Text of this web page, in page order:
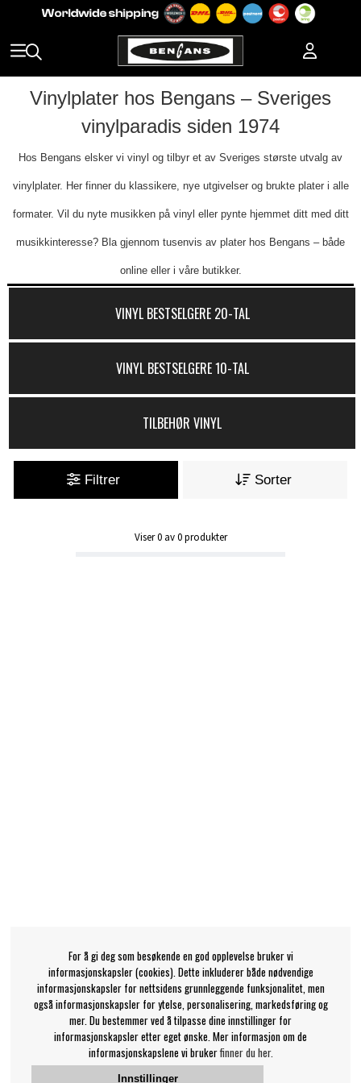
Vinylplater hos Bengans – Sveriges
vinylparadis siden 1974
Hos Bengans elsker vi vinyl og tilbyr et av Sveriges største utvalg av
vinylplater. Her finner du klassikere, nye utgivelser og brukte plater i alle
formater. Vil du nyte musikken på vinyl eller pynte hjemmet ditt med ditt
musikkinteresse? Bla gjennom tusenvis av plater hos Bengans – både
online eller i våre butikker.
VINYL BESTSELGERE 20-TAL
VINYL BESTSELGERE 10-TAL
TILBEHØR VINYL
Filtrer Sorter
Viser0av0produkter
For å gi deg som besøkende en god opplevelse bruker vi
informasjonskapsler (cookies). Dette inkluderer både nødvendige
informasjonskapsler for nettsidens grunnleggende funksjonalitet, men
også informasjonskapsler for ytelse, personalisering, markedsføring og
mer. Du bestemmer ved å tilpasse dine innstillinger for
informasjonskapsler etter eget ønske. Mer informasjon om de
informasjonskapslene vi brukerfinner du her.
Innstillinger